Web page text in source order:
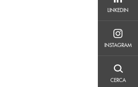
LINKEDIN
INSTAGRAM
CERCA